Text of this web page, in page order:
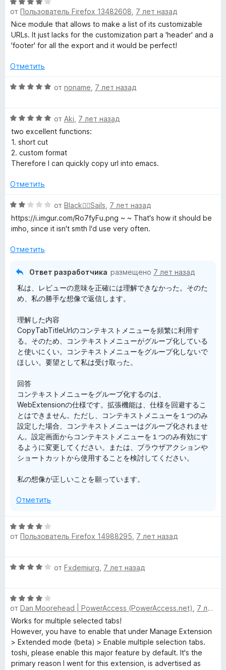
5
е
н
о
н
а
и
5
О
ц
е
н
е
о
а
з
5
от Пользователь Firefox 13482608 7 лет назад
Nice module that allows to make a list of its customizable
URLs. It just lacks for the customization part a 'header' and a
'footer' for all the export and it would be perfect!
Отметить
О
н
е
н
о
н
5
з
5
от noname 7 лет назад
О
ц
е
н
е
о
а
5
и
5
от Aki 7 лет назад
two excellent functions:
1. short cut
2. custom format
Therefore I can quickly copy url into emacs.
Отметить
О
ц
е
е
от Black🏴‍☠️Sails 7 лет назад
https://i.imgur.com/Ro7fyFu.png ~ ~ That's how it should be
imho, since it isn't smth I'd use very often.
Отметить
Ответ разработчика размещено 7 лет назад
私は、レビューの意味を正確には理解できなかった。そのた
め、私の勝手な想像で返信します。
理解した内容
CopyTabTitleUrlのコンテキストメニューを頻繁に利用す
る。そのため、コンテキストメニューがグループ化している
と使いにくい。コンテキストメニューをグループ化しないで
ほしい。要望として私は受け取った。
回答
コンテキストメニューをグループ化するのは、
WebExtensionの仕様です。拡張機能は、仕様を回避するこ
とはできません。ただし、コンテキストメニューを１つのみ
設定した場合、コンテキストメニューはグループ化されませ
ん。設定画面からコンテキストメニューを１つのみ有効にす
るように変更してください。または、ブラウザアクションや
ショートカットから使用することを検討してください。
私の想像が正しいことを願っています。
Отметить
О
ц
е
н
а
4
и
з
5
от Пользователь Firefox 14988295 7 лет назад
О
н
е
н
о
н
а
4
от Fxdemiurg 7 лет назад
О
ц
е
н
е
н
о
от Dan Moorehead | PowerAccess (PowerAccess.net)
7 лет назад
Works for multiple selected tabs!
However, you have to enable that under Manage Extension
> Extended mode (beta) > Enable multiple selection tabs.
toshi, please enable this major feature by default. It's the
primary reason I went for this extension, is advertised as